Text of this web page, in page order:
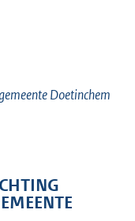
Doetinchem